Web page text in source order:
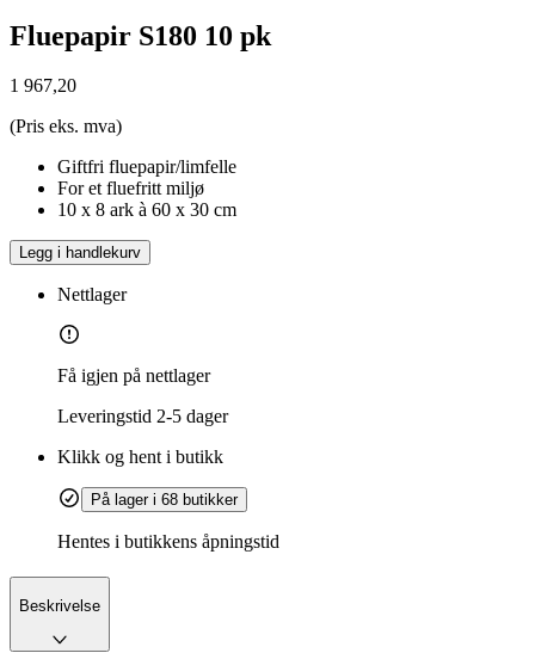
Fluepapir S180 10 pk
1 967,20
(Pris eks. mva)
Giftfri fluepapir/limfelle
For et fluefritt miljø
10 x 8 ark à 60 x 30 cm
Legg i handlekurv
Nettlager
Få igjen på nettlager
Leveringstid 2-5 dager
Klikk og hent i butikk
På lager i 68 butikker
Hentes i butikkens åpningstid
Beskrivelse